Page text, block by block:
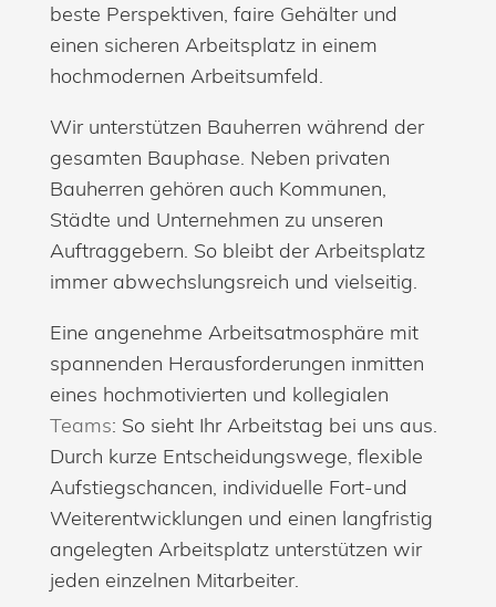
beste Perspektiven, faire Gehälter und
einen sicheren Arbeitsplatz in einem
hochmodernen Arbeitsumfeld.
Wir unterstützen Bauherren während der
gesamten Bauphase. Neben privaten
Bauherren gehören auch Kommunen,
Städte und Unternehmen zu unseren
Auftraggebern. So bleibt der Arbeitsplatz
immer abwechslungsreich und vielseitig.
Eine angenehme Arbeitsatmosphäre mit
spannenden Herausforderungen inmitten
eines hochmotivierten und kollegialen
Teams: So sieht Ihr Arbeitstag bei uns aus.
Durch kurze Entscheidungswege, flexible
Aufstiegschancen, individuelle Fort-und
Weiterentwicklungen und einen langfristig
angelegten Arbeitsplatz unterstützen wir
jeden einzelnen Mitarbeiter.